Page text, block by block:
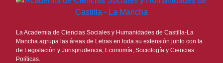
La Academia de Ciencias Sociales y Humanidades de Castilla-La
Mancha agrupa las áreas de Letras en toda su extensión junto con la
de Legislación y Jurisprudencia, Economía, Sociología y Ciencias
Políticas.